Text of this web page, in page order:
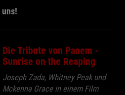
Die Tribute von Panem -
Sunrise on the Reaping
Joseph Zada, Whitney Peak und
Mckenna Grace in einem Film